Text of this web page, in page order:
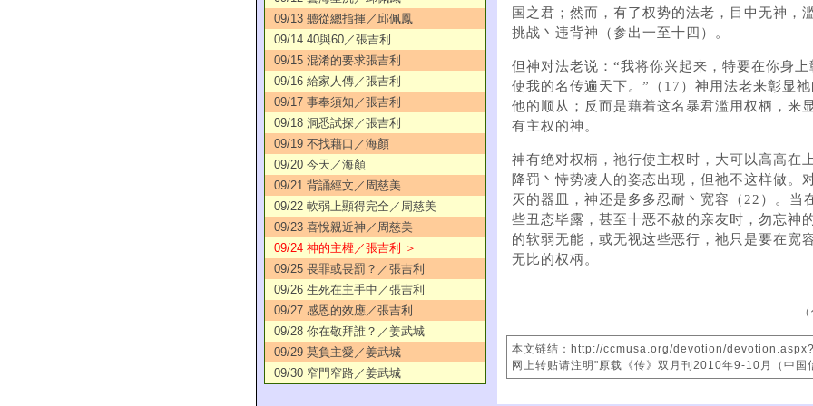
09/13 聽從總指揮／邱佩鳳
09/14 40與60／張吉利
09/15 混淆的要求張吉利
09/16 給家人傳／張吉利
09/17 事奉須知／張吉利
09/18 洞悉試探／張吉利
09/19 不找藉口／海顏
09/20 今天／海顏
09/21 背誦經文／周慈美
09/22 軟弱上顯得完全／周慈美
09/23 喜悅親近神／周慈美
09/24 神的主權／張吉利 ＞
09/25 畏罪或畏罰？／張吉利
09/26 生死在主手中／張吉利
09/27 感恩的效應／張吉利
09/28 你在敬拜誰？／姜武城
09/29 莫負主愛／姜武城
09/30 窄門窄路／姜武城
国之君；然而，有了权势的法老，目中无神，
挑战丶违背神（参出一至十四）。
但神对法老说：“我将你兴起来，特要在你身
使我的名传遍天下。”（17）神用法老来彰显
他的顺从；反而是藉着这名暴君滥用权柄，来
有主权的神。
神有绝对权柄，祂行使主权时，大可以高高在
降罚丶恃势凌人的姿态出现，但祂不这样做。
灭的器皿，神还是多多忍耐丶宽容（22）。当
些丑态毕露，甚至十恶不赦的亲友时，勿忘神
的软弱无能，或无视这些恶行，祂只是要在宽
无比的权柄。
本文链结：http://ccmusa.org/devotion/
网上转贴请注明"原载《传》双月刊2010年9-10月（中国